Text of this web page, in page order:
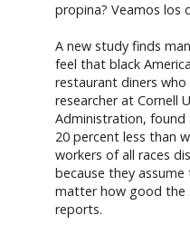
propina? Veamos los
A new study finds
feel that black
restaurant diners
researcher at Cornell
Administration,
20 percent less than
workers of all races
because they
matter how good the
reports.